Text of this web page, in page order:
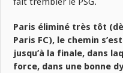
Paris éliminé très tôt
Paris FC), le chemin
jusqu’à la finale, dans
force, dans une bonne